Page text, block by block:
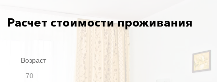
Расчет стоимости проживания